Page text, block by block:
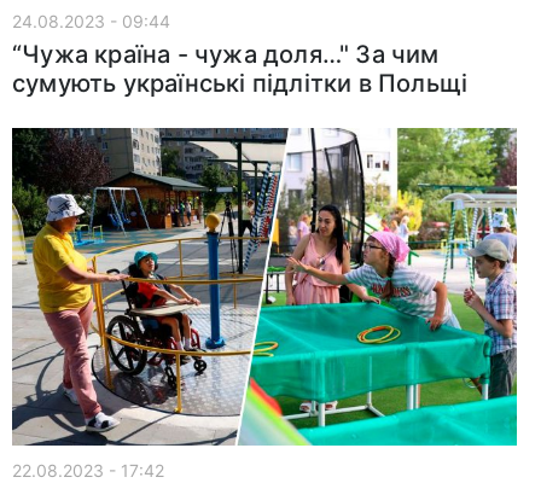
24.08.2023 - 09:44
“Чужа країна - чужа доля…" За чим
сумують українські підлітки в Польщі
22.08.2023 - 17:42